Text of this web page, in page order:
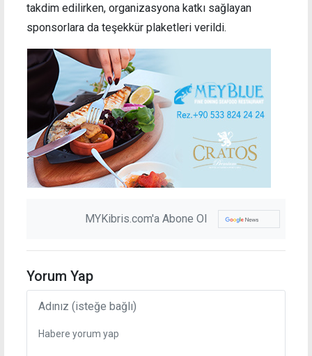
takdim edilirken, organizasyona katkı sağlayan
sponsorlara da teşekkür plaketleri verildi.
MYKibris.com'a Abone Ol
Yorum Yap